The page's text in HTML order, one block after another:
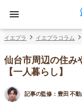
イエプラ イエプラコラム
仙台市周辺の住み
【一人暮らし】
記事の監修： 豊田 不